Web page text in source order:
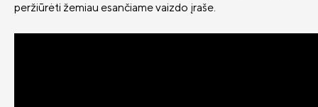
peržiūrėti žemiau esančiame vaizdo įraše.